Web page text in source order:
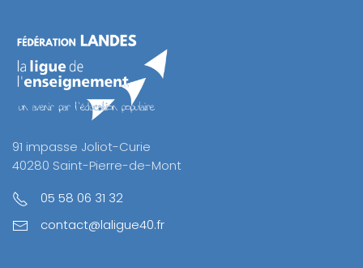
91 impasse Joliot-Curie
40280 Saint-Pierre-de-Mont
05 58 06 31 32
contact@laligue40.fr